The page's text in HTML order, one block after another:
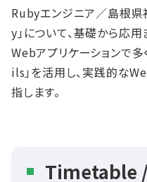
Rubyエンジニア／島根県
y」について、基礎から応
Webアプリケーションで
ils」を活⽤し、実践的な
指します。
Timetable